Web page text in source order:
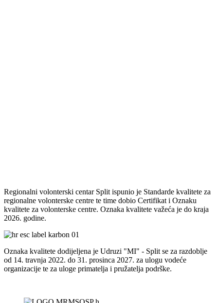
Regionalni volonterski centar Split ispunio je Standarde kvalitete za
regionalne volonterske centre te time dobio Certifikat i Oznaku
kvalitete za volonterske centre. Oznaka kvalitete važeća je do kraja
2026. godine.
Oznaka kvalitete dodijeljena je Udruzi "MI" - Split se za razdoblje
od 14. travnja 2022. do 31. prosinca 2027. za ulogu vodeće
organizacije te za uloge primatelja i pružatelja podrške.